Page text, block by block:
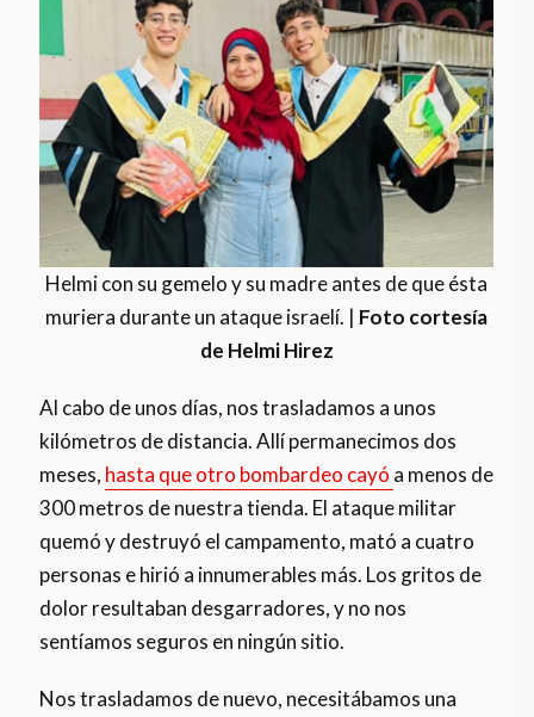
Helmi con su gemelo y su madre antes de que ésta
muriera durante un ataque israelí. | Foto cortesía
de Helmi Hirez
Al cabo de unos días, nos trasladamos a unos
kilómetros de distancia. Allí permanecimos dos
meses, hasta que otro bombardeo cayó a menos de
300 metros de nuestra tienda. El ataque militar
quemó y destruyó el campamento, mató a cuatro
personas e hirió a innumerables más. Los gritos de
dolor resultaban desgarradores, y no nos
sentíamos seguros en ningún sitio.
Nos trasladamos de nuevo, necesitábamos una